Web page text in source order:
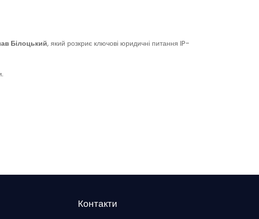
Білоцький, який розкриє ключові юридичні питання IP-
Контакти